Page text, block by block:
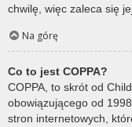
chwilę, więc zaleca się
Na górę
Co to jest COPPA?
COPPA, to skrót od
obowiązującego od
stron internetowych,